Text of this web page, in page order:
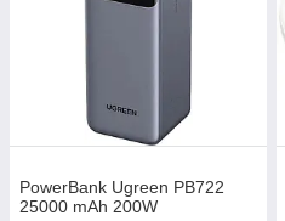
PowerBank Ugreen PB722
25000 mAh 200W